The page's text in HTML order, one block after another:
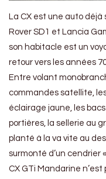
La CX est une auto déjà
Rover SD1 et Lancia
son habitacle est un
retour vers les années
Entre volant
commandes satellite,
éclairage jaune, les
portières, la sellerie au
planté à la va vite au
surmonté d’un cendrier
CX GTi Mandarine